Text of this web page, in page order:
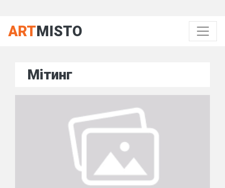
ARTMISTO
Мітинг